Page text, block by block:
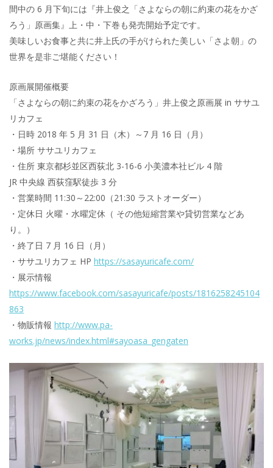
間中の 6 月下旬には『井上俊之「さよならの朝に約束の花をかざ
ろう」原画集』上・中・下巻も発売開始予定です。
美味しいお食事と共に井上氏の手がけられた美しい「さよ朝」の
世界を是非ご堪能ください！
原画展開催概要
「さよならの朝に約束の花をかざろう」井上俊之原画展 in ササユ
リカフェ
・日時 2018 年 5 月 31 日（木）～7 月 16 日（月）
・場所 ササユリカフェ
・住所 東京都杉並区西荻北 3-16-6 小美濃本社ビル 4 階
JR 中央線 西荻窪駅徒歩 3 分
・営業時間 11:30～22:00（21:30 ラストオーダー）
・定休日 火曜・水曜定休（ その他短縮営業や貸切営業などあ
り。）
・終了日 7 月 16 日（月）
・ササユリカフェ HP https://sasayuricafe.com/
・展示情報
https://www.facebook.com/sasayuricafe/posts/1816258245104
863
・物販情報 http://www.pa-
works.jp/news/index.html#sayoasa_gengaten